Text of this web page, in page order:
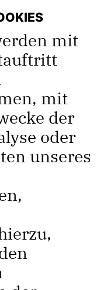
mit
mit
der
oder
unseres